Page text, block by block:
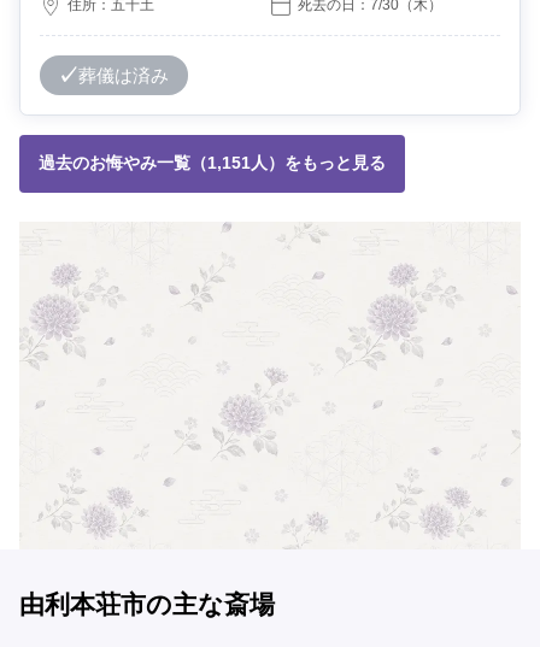
住所：五十土 死去の日：7/30 （木）
葬儀は済み
過去のお悔やみ一覧（1,151人）をもっと見る
由利本荘市の主な斎場